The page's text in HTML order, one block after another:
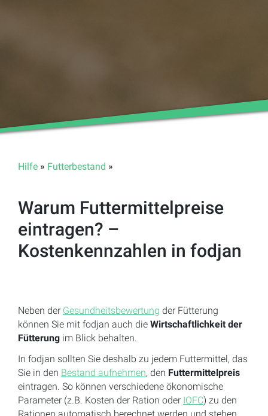
Hilfe » Futterbestand »
Warum Futtermittelpreise
eintragen? –
Kostenkennzahlen in fodjan
Neben der Gesundheitsbewertung der Fütterung
können Sie mit fodjan auch die Wirtschaftlichkeit der
Fütterung im Blick behalten.
In fodjan sollten Sie deshalb zu jedem Futtermittel, das
Sie in den Bestand aufnehmen, den Futtermittelpreis
eintragen. So können verschiedene ökonomische
Parameter (z.B. Kosten der Ration oder IOFC) zu den